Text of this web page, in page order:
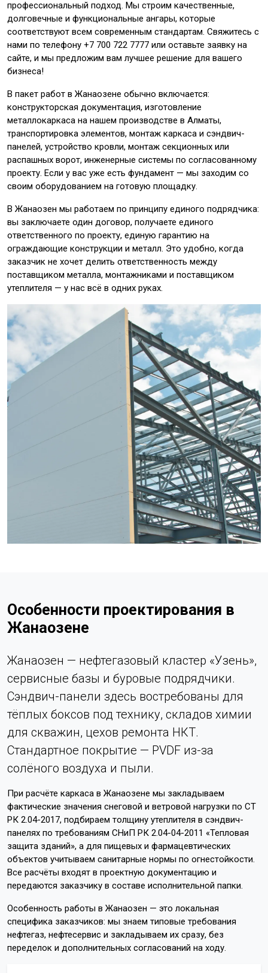
профессиональный подход. Мы строим качественные,
долговечные и функциональные ангары, которые
соответствуют всем современным стандартам. Свяжитесь с
нами по телефону +7 700 722 7777 или оставьте заявку на
сайте, и мы предложим вам лучшее решение для вашего
бизнеса!
В пакет работ в Жанаозене обычно включается:
конструкторская документация, изготовление
металлокаркаса на нашем производстве в Алматы,
транспортировка элементов, монтаж каркаса и сэндвич-
панелей, устройство кровли, монтаж секционных или
распашных ворот, инженерные системы по согласованному
проекту. Если у вас уже есть фундамент — мы заходим со
своим оборудованием на готовую площадку.
В Жанаозен мы работаем по принципу единого подрядчика:
вы заключаете один договор, получаете единого
ответственного по проекту, единую гарантию на
ограждающие конструкции и металл. Это удобно, когда
заказчик не хочет делить ответственность между
поставщиком металла, монтажниками и поставщиком
утеплителя — у нас всё в одних руках.
Особенности проектирования в
Жанаозене
Жанаозен — нефтегазовый кластер «Узень»,
сервисные базы и буровые подрядчики.
Сэндвич-панели здесь востребованы для
тёплых боксов под технику, складов химии
для скважин, цехов ремонта НКТ.
Стандартное покрытие — PVDF из-за
солёного воздуха и пыли.
При расчёте каркаса в Жанаозене мы закладываем
фактические значения снеговой и ветровой нагрузки по СТ
РК 2.04-2017, подбираем толщину утеплителя в сэндвич-
панелях по требованиям СНиП РК 2.04-04-2011 «Тепловая
защита зданий», а для пищевых и фармацевтических
объектов учитываем санитарные нормы по огнестойкости.
Все расчёты входят в проектную документацию и
передаются заказчику в составе исполнительной папки.
Особенность работы в Жанаозен — это локальная
специфика заказчиков: мы знаем типовые требования
нефтегаз, нефтесервис и закладываем их сразу, без
переделок и дополнительных согласований на ходу.